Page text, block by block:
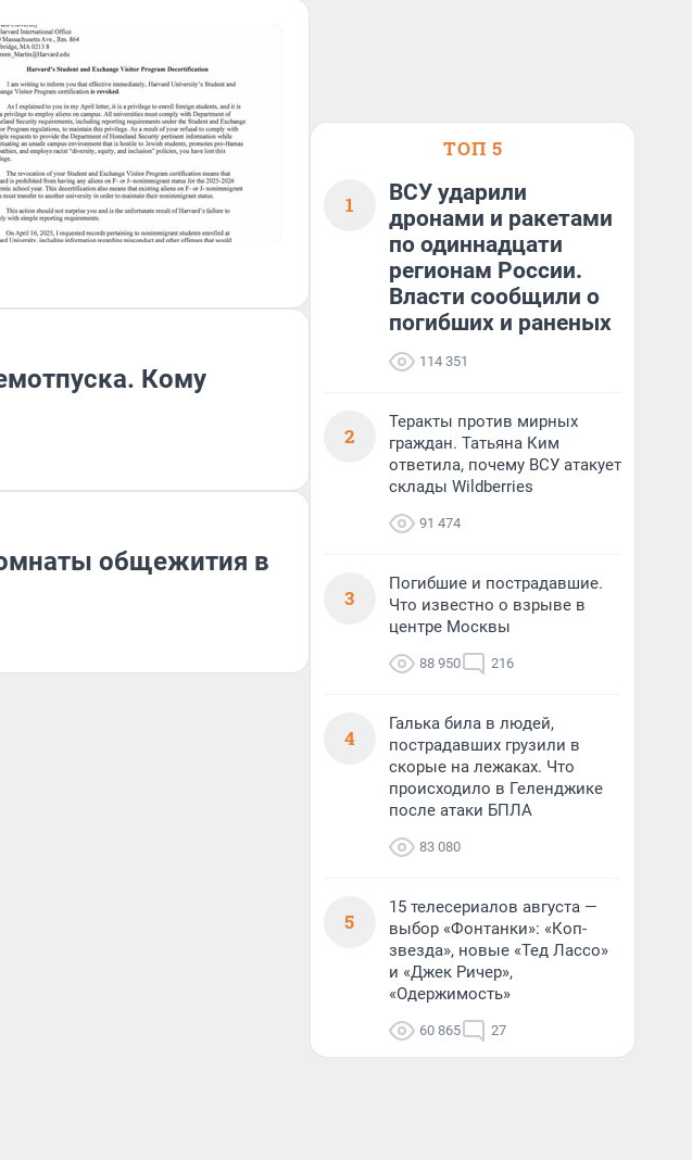
Кому
общежития в
ТОП 5
1
ВСУ ударили
дронами и ракетами
по одиннадцати
регионам России.
Власти сообщили о
погибших и раненых
114 351
2
Теракты против мирных
граждан. Татьяна Ким
ответила, почему ВСУ атакует
склады Wildberries
91 474
3
Погибшие и пострадавшие.
Что известно о взрыве в
центре Москвы
88 950 216
4
Галька била в людей,
пострадавших грузили в
скорые на лежаках. Что
происходило в Геленджике
после атаки БПЛА
83 080
5
15 телесериалов августа —
выбор «Фонтанки»: «Коп-
звезда», новые «Тед Лассо»
и «Джек Ричер»,
«Одержимость»
60 865 27